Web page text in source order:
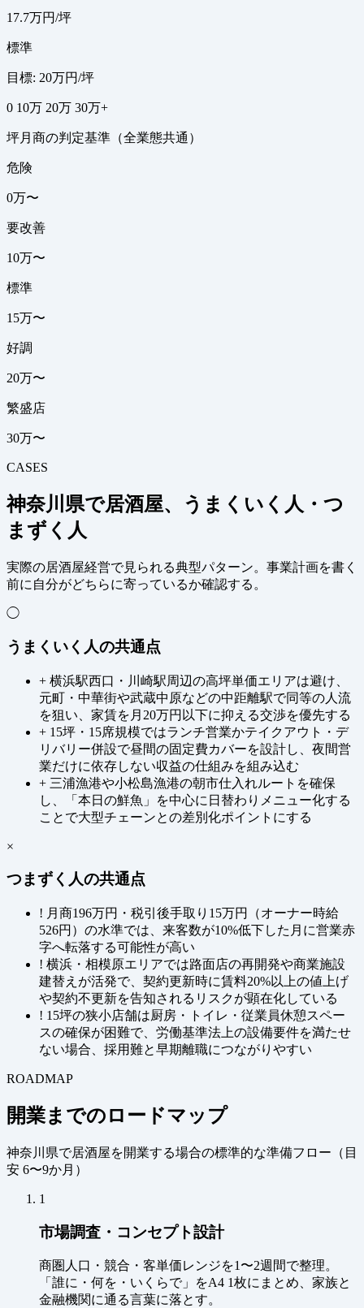
17.7万円/坪
標準
目標: 20万円/坪
0 10万 20万 30万+
坪月商の判定基準（全業態共通）
危険
0万〜
要改善
10万〜
標準
15万〜
好調
20万〜
繁盛店
30万〜
CASES
神奈川県で居酒屋、うまくいく人・つ
まずく人
実際の居酒屋経営で見られる典型パターン。事業計画を書く
前に自分がどちらに寄っているか確認する。
◯
うまくいく人の共通点
+ 横浜駅西口・川崎駅周辺の高坪単価エリアは避け、
元町・中華街や武蔵中原などの中距離駅で同等の人流
を狙い、家賃を月20万円以下に抑える交渉を優先する
+ 15坪・15席規模ではランチ営業かテイクアウト・デ
リバリー併設で昼間の固定費カバーを設計し、夜間営
業だけに依存しない収益の仕組みを組み込む
+ 三浦漁港や小松島漁港の朝市仕入れルートを確保
し、「本日の鮮魚」を中心に日替わりメニュー化する
ことで大型チェーンとの差別化ポイントにする
×
つまずく人の共通点
! 月商196万円・税引後手取り15万円（オーナー時給
526円）の水準では、来客数が10%低下した月に営業赤
字へ転落する可能性が高い
! 横浜・相模原エリアでは路面店の再開発や商業施設
建替えが活発で、契約更新時に賃料20%以上の値上げ
や契約不更新を告知されるリスクが顕在化している
! 15坪の狭小店舗は厨房・トイレ・従業員休憩スペー
スの確保が困難で、労働基準法上の設備要件を満たせ
ない場合、採用難と早期離職につながりやすい
ROADMAP
開業までのロードマップ
神奈川県で居酒屋を開業する場合の標準的な準備フロー（ 目
安 6〜9か月 ）
1
市場調査・コンセプト設計
商圏人口・競合・客単価レンジを1〜2週間で整理。
「誰に・何を・いくらで」をA4 1枚にまとめ、家族と
金融機関に通る言葉に落とす。